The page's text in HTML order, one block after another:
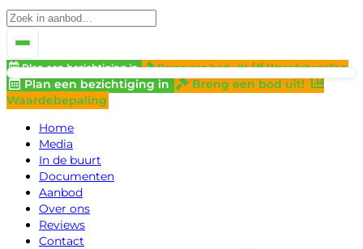
Plan een bezichtiging in Breng een bod uit! Waardebepaling
Plan een bezichtiging in
Breng een bod uit!
Waardebepaling
Home
Media
In de buurt
Documenten
Aanbod
Over ons
Reviews
Contact